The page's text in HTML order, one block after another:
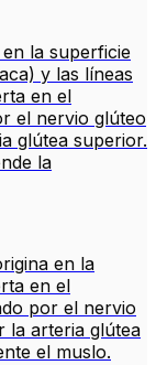
la superficie
y las líneas
en el
el nervio glúteo
glútea superior.
la
en la
en el
por el nervio
la arteria glútea
el muslo.